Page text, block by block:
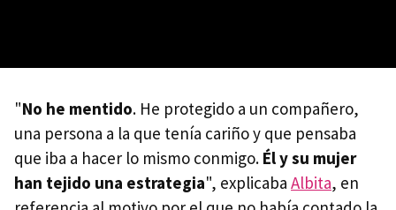
"No he mentido. He protegido a un compañero,
una persona a la que tenía cariño y que pensaba
que iba a hacer lo mismo conmigo. Él y su mujer
han tejido una estrategia", explicaba Albita, en